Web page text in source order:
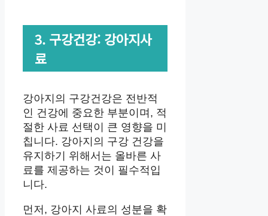
3. 구강건강: 강아지사
료
강아지의 구강건강은 전반적
인 건강에 중요한 부분이며, 적
절한 사료 선택이 큰 영향을 미
칩니다. 강아지의 구강 건강을
유지하기 위해서는 올바른 사
료를 제공하는 것이 필수적입
니다.
먼저, 강아지 사료의 성분을 확